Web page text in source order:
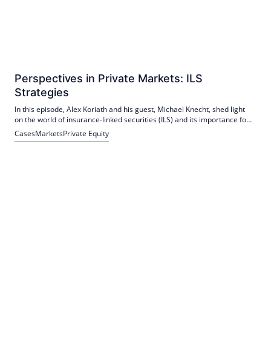
Perspectives in Private Markets: ILS
Strategies
In this episode, Alex Koriath and his guest, Michael Knecht, shed light
on the world of insurance-linked securities (ILS) and its importance for
institutional investors.
CasesMarketsPrivate Equity